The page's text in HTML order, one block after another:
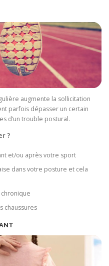
augmente la sollicitation
parfois dépasser un certain
d’un trouble postural.
?
et/ou après votre sport
dans votre posture et cela
chaussures